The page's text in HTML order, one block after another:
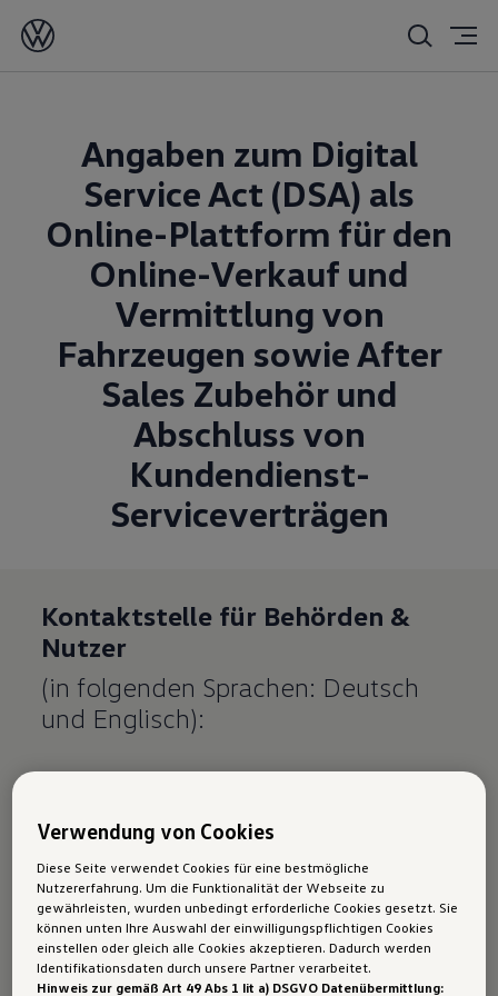
Angaben zum Digital
Service Act (DSA) als
Online-Plattform für den
Online-Verkauf und
Vermittlung von
Fahrzeugen sowie After
Sales Zubehör und
Abschluss von
Kundendienst-
Serviceverträgen
Kontaktstelle für Behörden &
Nutzer
(in folgenden Sprachen: Deutsch
und Englisch):
E-Mail-Adresse:info@volkswagen.at
Meldung eines
rechtswidrigen Inhalts
Hier kannst du einen rechtswidrigen Inhalt
melden.
Verwendung von Cookies
Diese Seite verwendet Cookies für eine bestmögliche
Nutzererfahrung. Um die Funktionalität der Webseite zu
gewährleisten, wurden unbedingt erforderliche Cookies gesetzt. Sie
können unten Ihre Auswahl der einwilligungspflichtigen Cookies
einstellen oder gleich alle Cookies akzeptieren. Dadurch werden
Identifikationsdaten durch unsere Partner verarbeitet.
Hinweis zur gemäß Art 49 Abs 1 lit a) DSGVO Datenübermittlung: